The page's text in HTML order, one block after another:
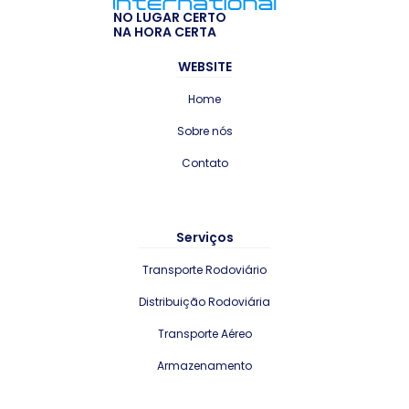
NO LUGAR CERTO
NA HORA CERTA
WEBSITE
Home
Sobre nós
Contato
Serviços
Transporte Rodoviário
Distribuição Rodoviária
Transporte Aéreo
Armazenamento